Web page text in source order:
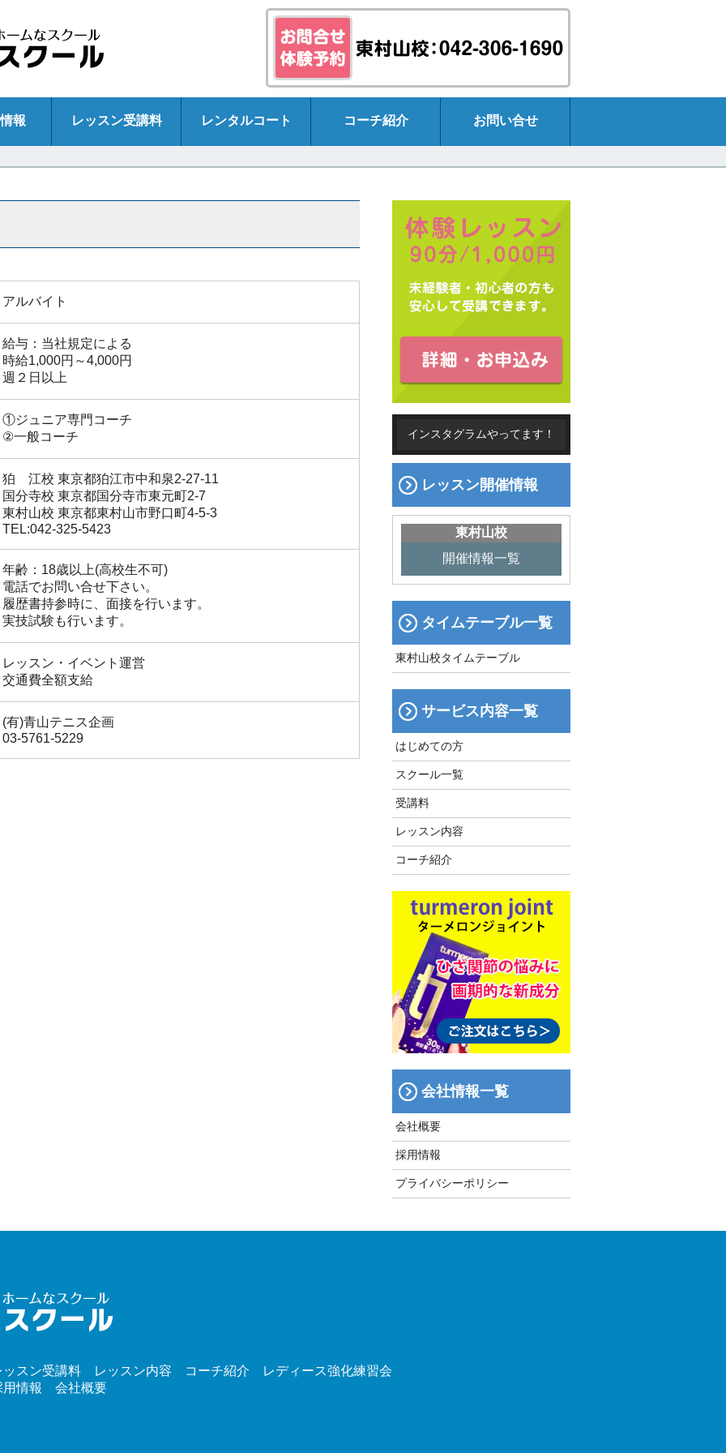
報 レッスン受講料 レンタルコート コーチ紹介 お問い合せ
アルバイト
給与：当社規定による
時給1,000円～4,000円
週２日以上
①ジュニア専門コーチ
②一般コーチ
狛 江校 東京都狛江市中和泉2-27-11
国分寺校 東京都国分寺市東元町2-7
東村山校 東京都東村山市野口町4-5-3
TEL:042-325-5423
年齢：18歳以上(高校生不可)
電話でお問い合せ下さい。
履歴書持参時に、面接を行います。
実技試験も行います。
レッスン・イベント運営
交通費全額支給
(有)青山テニス企画
03-5761-5229
インスタグラムやってます！
レッスン開催情報
東村山校
開催情報一覧
タイムテーブル一覧
東村山校タイムテーブル
サービス内容一覧
はじめての方
スクール一覧
受講料
レッスン内容
コーチ紹介
会社情報一覧
会社概要
採用情報
プライバシーポリシー
ッスン受講料 レッスン内容 コーチ紹介
レディース強化練習会
用情報 会社概要